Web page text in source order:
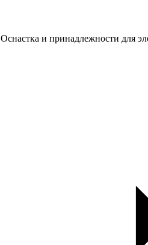
Оснастка и принадлежности для